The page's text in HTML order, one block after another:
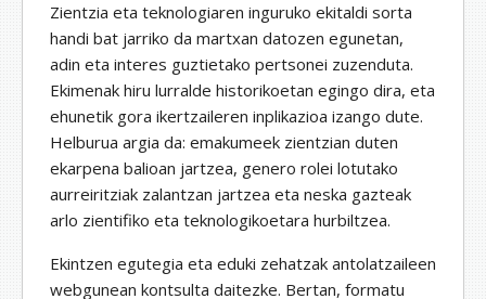
Zientzia eta teknologiaren inguruko ekitaldi sorta
handi bat jarriko da martxan datozen egunetan,
adin eta interes guztietako pertsonei zuzenduta.
Ekimenak hiru lurralde historikoetan egingo dira, eta
ehunetik gora ikertzaileren inplikazioa izango dute.
Helburua argia da: emakumeek zientzian duten
ekarpena balioan jartzea, genero rolei lotutako
aurreiritziak zalantzan jartzea eta neska gazteak
arlo zientifiko eta teknologikoetara hurbiltzea.
Ekintzen egutegia eta eduki zehatzak antolatzaileen
webgunean kontsulta daitezke. Bertan, formatu